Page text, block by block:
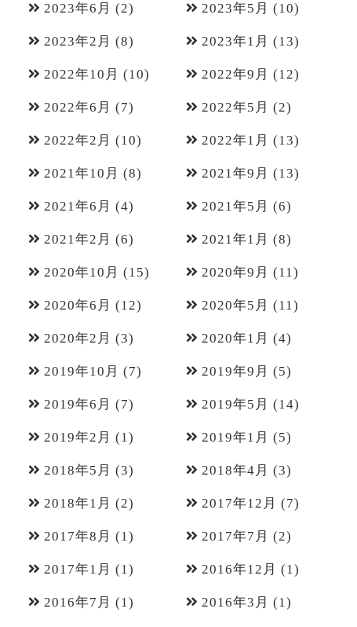
2023年6月 (2) 2023年5月 (10)
2023年2月 (8) 2023年1月 (13)
2022年10月 (10) 2022年9月 (12)
2022年6月 (7) 2022年5月 (2)
2022年2月 (10) 2022年1月 (13)
2021年10月 (8) 2021年9月 (13)
2021年6月 (4) 2021年5月 (6)
2021年2月 (6) 2021年1月 (8)
2020年10月 (15) 2020年9月 (11)
2020年6月 (12) 2020年5月 (11)
2020年2月 (3) 2020年1月 (4)
2019年10月 (7) 2019年9月 (5)
2019年6月 (7) 2019年5月 (14)
2019年2月 (1) 2019年1月 (5)
2018年5月 (3) 2018年4月 (3)
2018年1月 (2) 2017年12月 (7)
2017年8月 (1) 2017年7月 (2)
2017年1月 (1) 2016年12月 (1)
2016年7月 (1) 2016年3月 (1)